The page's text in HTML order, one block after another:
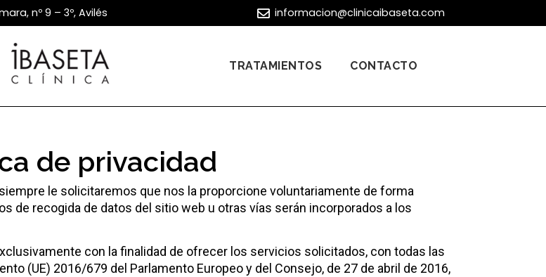
nº 9 – 3º, Avilés informacion@clinicaibaseta.com
TRATAMIENTOS CONTACTO
de privacidad
le solicitaremos que nos la proporcione voluntariamente de forma
de recogida de datos del sitio web u otras vías serán incorporados a los
con la finalidad de ofrecer los servicios solicitados, con todas las
(UE) 2016/679 del Parlamento Europeo y del Consejo, de 27 de abril de 2016,